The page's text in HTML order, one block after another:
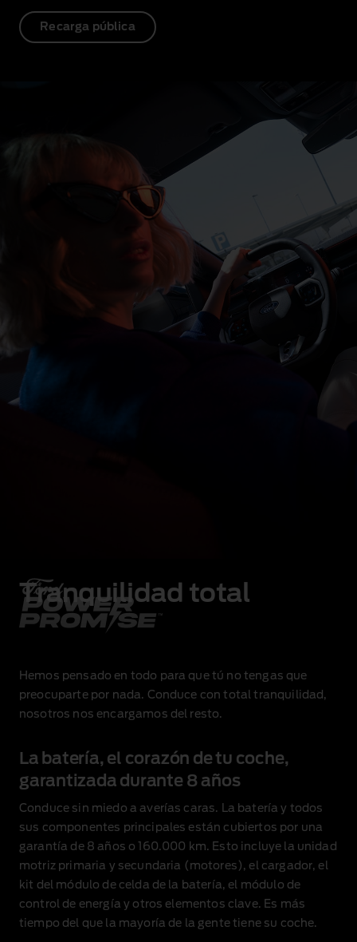
Recarga pública
Tranquilidad total
Hemos pensado en todo para que tú no tengas que
preocuparte por nada. Conduce con total tranquilidad,
nosotros nos encargamos del resto.
La batería, el corazón de tu coche,
garantizada durante 8 años
Conduce sin miedo a averías caras. La batería y todos
sus componentes principales están cubiertos por una
garantía de 8 años o 160.000 km. Esto incluye la unidad
motriz primaria y secundaria (motores), el cargador, el
kit del módulo de celda de la batería, el módulo de
control de energía y otros elementos clave. Es más
tiempo del que la mayoría de la gente tiene su coche.